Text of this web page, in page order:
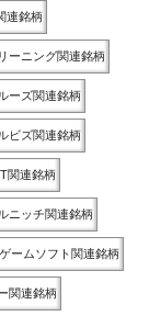
連銘柄
ーニング関連銘柄
ーズ関連銘柄
ビズ関連銘柄
関連銘柄
ニッチ関連銘柄
ゲームソフト関連銘柄
関連銘柄